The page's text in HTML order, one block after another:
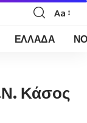
Font
Resizer
Aa
ΕΛΛΑΔΑ
Κάσος